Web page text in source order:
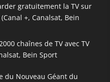
gratuitement la TV sur
+, Canalsat, Bein
chaînes de TV avec TV
Bein Sport
du Nouveau Géant du